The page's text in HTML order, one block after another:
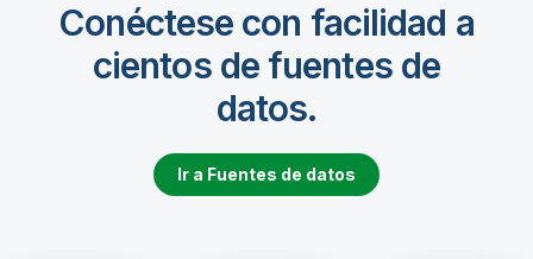
Conéctese con facilidad a
cientos de fuentes de
datos.
Ir a Fuentes de datos